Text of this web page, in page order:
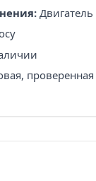
Двигатель
проверенная